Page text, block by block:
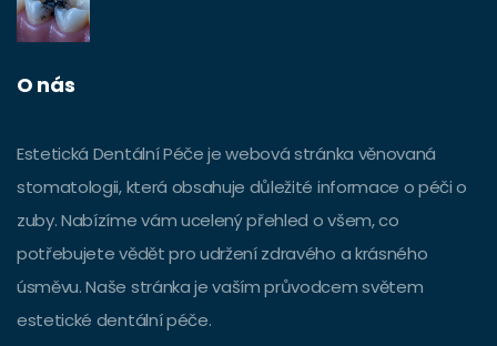
O nás
Estetická Dentální Péče je webová stránka věnovaná
stomatologii, která obsahuje důležité informace o péči o
zuby. Nabízíme vám ucelený přehled o všem, co
potřebujete vědět pro udržení zdravého a krásného
úsměvu. Naše stránka je vaším průvodcem světem
estetické dentální péče.